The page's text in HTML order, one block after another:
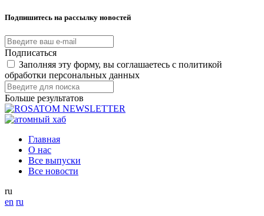
Подпишитесь на рассылку новостей
Подписаться
Заполняя эту форму, вы соглашаетесь с политикой
обработки персональных данных
Больше результатов
Главная
О нас
Все выпуски
Все новости
ru
en ru